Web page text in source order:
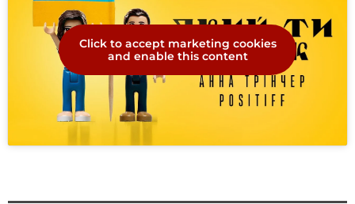
Click to accept marketing cookies
and enable this content